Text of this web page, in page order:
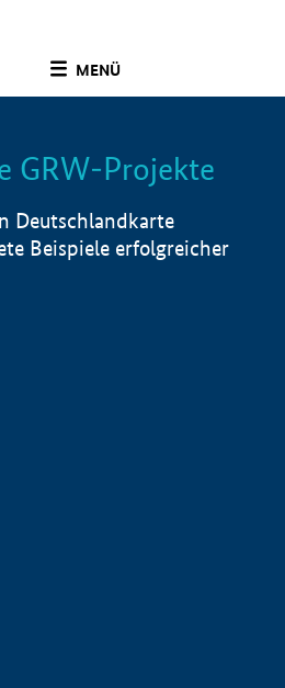
MENÜ
Info
GRW-Projekte
Deutschlandkarte
Beispiele erfolgreicher